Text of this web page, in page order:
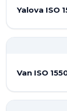
Yalova ISO
Van ISO